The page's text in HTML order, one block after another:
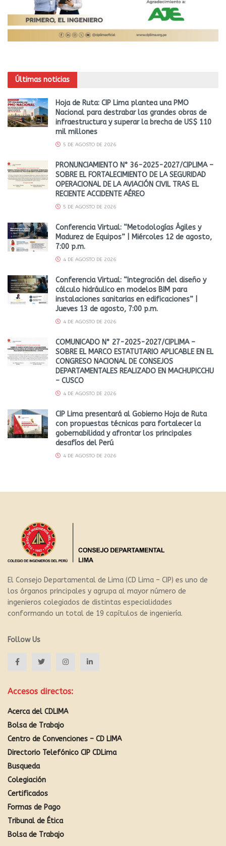
Últimas noticias
Hoja de Ruta: CIP Lima plantea una PMO
Nacional para destrabar las grandes obras de
infraestructura y superar la brecha de US$ 110
mil millones
5 DE AGOSTO DE 2026
PRONUNCIAMIENTO N° 36-2025-2027/CIPLIMA –
SOBRE EL FORTALECIMIENTO DE LA SEGURIDAD
OPERACIONAL DE LA AVIACIÓN CIVIL TRAS EL
RECIENTE ACCIDENTE AÉREO
5 DE AGOSTO DE 2026
Conferencia Virtual: “Metodologías Ágiles y
Madurez de Equipos” | Miércoles 12 de agosto,
7:00 p.m.
4 DE AGOSTO DE 2026
Conferencia Virtual: “Integración del diseño y
cálculo hidráulico en modelos BIM para
instalaciones sanitarias en edificaciones” |
Jueves 13 de agosto, 7:00 p.m.
4 DE AGOSTO DE 2026
COMUNICADO N° 27-2025-2027/CIPLIMA –
SOBRE EL MARCO ESTATUTARIO APLICABLE EN EL
CONGRESO NACIONAL DE CONSEJOS
DEPARTAMENTALES REALIZADO EN MACHUPICCHU
– CUSCO
4 DE AGOSTO DE 2026
CIP Lima presentará al Gobierno Hoja de Ruta
con propuestas técnicas para fortalecer la
gobernabilidad y afrontar los principales
desafíos del Perú
4 DE AGOSTO DE 2026
El Consejo Departamental de Lima (CD Lima – CIP) es uno de
los órganos principales y agrupa al mayor número de
ingenieros colegiados de distintas especialidades
conformando un total de 19 capítulos de ingeniería.
Follow Us
Accesos directos:
Acerca del CDLIMA
Bolsa de Trabajo
Centro de Convenciones – CD LIMA
Directorio Telefónico CIP CDLima
Busqueda
Colegiación
Certificados
Formas de Pago
Tribunal de Ética
Bolsa de Trabajo